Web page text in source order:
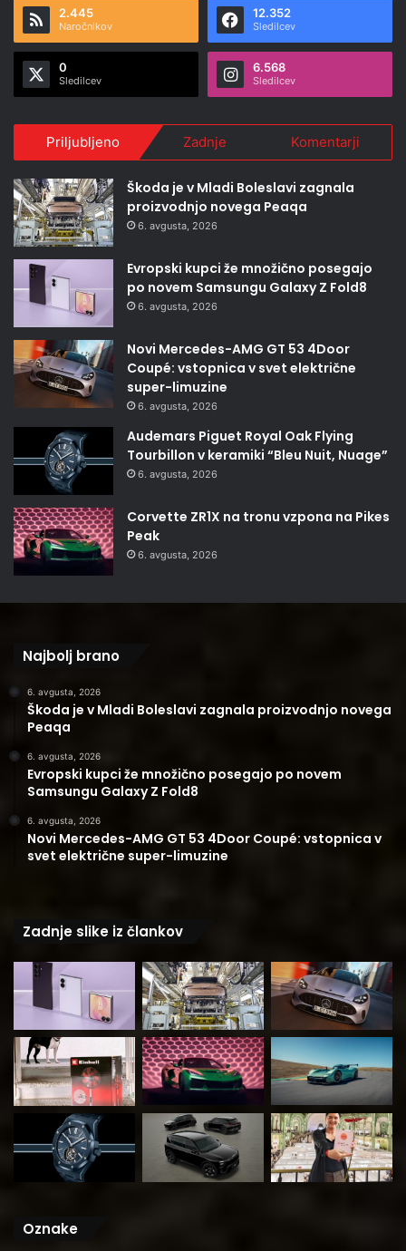
2.445
Naročnikov
12.352
Sledilcev
0
Sledilcev
6.568
Sledilcev
Priljubljeno Zadnje Komentarji
Škoda je v Mladi Boleslavi zagnala
proizvodnjo novega Peaqa
6. avgusta, 2026
Evropski kupci že množično posegajo
po novem Samsungu Galaxy Z Fold8
6. avgusta, 2026
Novi Mercedes-AMG GT 53 4Door
Coupé: vstopnica v svet električne
super-limuzine
6. avgusta, 2026
Audemars Piguet Royal Oak Flying
Tourbillon v keramiki “Bleu Nuit, Nuage”
6. avgusta, 2026
Corvette ZR1X na tronu vzpona na Pikes
Peak
6. avgusta, 2026
Najbolj brano
6. avgusta, 2026
Škoda je v Mladi Boleslavi zagnala proizvodnjo novega
Peaqa
6. avgusta, 2026
Evropski kupci že množično posegajo po novem
Samsungu Galaxy Z Fold8
6. avgusta, 2026
Novi Mercedes-AMG GT 53 4Door Coupé: vstopnica v
svet električne super-limuzine
Zadnje slike iz člankov
Oznake